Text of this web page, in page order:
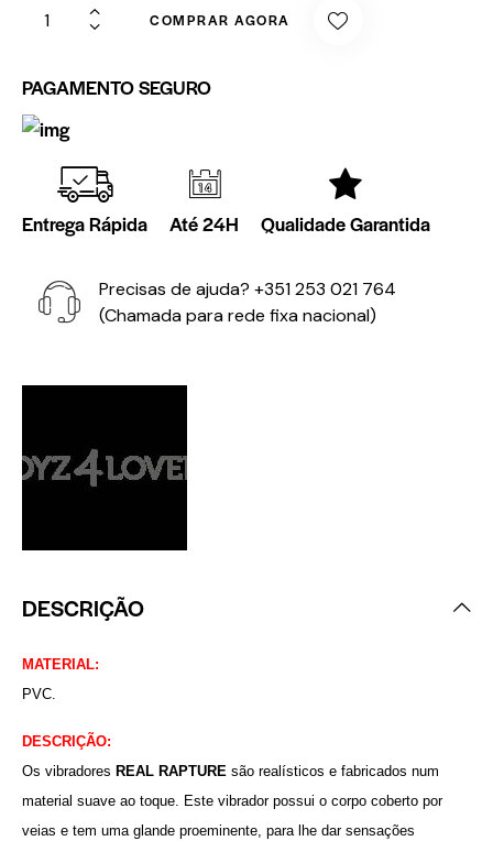
COMPRAR AGORA
PAGAMENTO SEGURO
Entrega Rápida Até 24H Qualidade Garantida
Precisas de ajuda? +351 253 021 764
(Chamada para rede fixa nacional)
DESCRIÇÃO
MATERIAL:
PVC.
DESCRIÇÃO:
Os vibradores REAL RAPTURE são realísticos e fabricados num
material suave ao toque. Este vibrador possui o corpo coberto por
veias e tem uma glande proeminente, para lhe dar sensações